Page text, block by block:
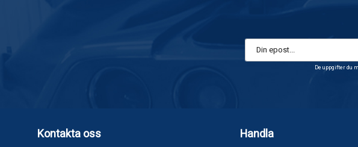
De uppgifter du
Kontakta oss Handla